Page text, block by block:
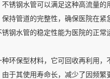
锈钢水管可以满足这种高流量的
持管道的完整性，确保医院在紧
钢水管的稳定性能为医院的正常
环保型材料，它可回收再利用，
于其使用寿命长，减少了因频